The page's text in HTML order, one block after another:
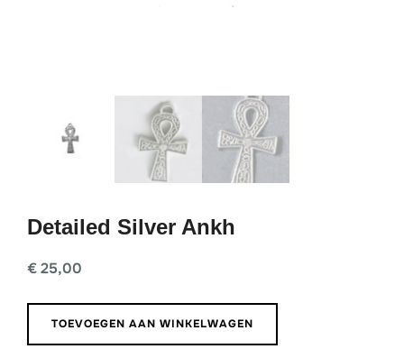
Detailed Silver Ankh
€25,00
Silver
TOEVOEGEN AAN WINKELWAGEN